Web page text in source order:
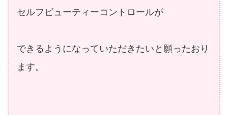
セルフビューティーコントロールが
できるようになっていただきたいと願ったおり
ます。